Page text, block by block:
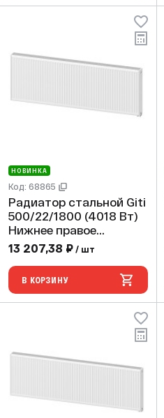
НОВИНКА
Код: 68865
Радиатор стальной Giti
500/22/1800 (4018 Вт)
Нижнее правое
подключение
13 207,38 ₽ / шт
В КОРЗИНУ